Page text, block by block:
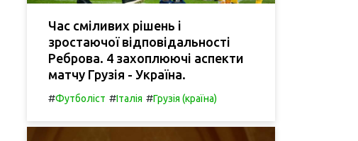
Час сміливих рішень і
зростаючої відповідальності
Реброва. 4 захоплюючі аспекти
матчу Грузія - Україна.
#Футболіст #Італія #Грузія (країна)